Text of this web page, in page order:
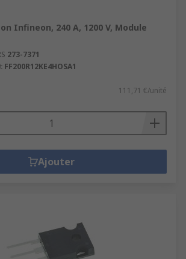
Infineon, 240 A, 1200 V, Module
273-7371
FF200R12KE4HOSA1
111,71 €/unité
Ajouter